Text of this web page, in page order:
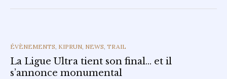
CATEGORIES
ÉVÈNEMENTS KIPRUN NEWS TRAIL
La Ligue Ultra tient son final… et il
s’annonce monumental